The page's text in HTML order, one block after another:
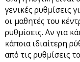
γενικές ρυθμίσεις
οι μαθητές του
ρυθμίσεις. Αν για
κάποια ιδιαίτερη
από τις ρυθμίσεις